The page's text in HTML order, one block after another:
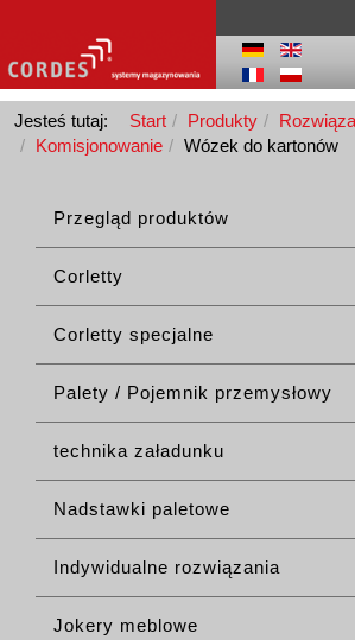
Jesteś tutaj: Start Produkty
Komisjonowanie
Wózek do kartonów
Przegląd produktów
Corletty
Corletty specjalne
Palety / Pojemnik przemysłowy
technika załadunku
Nadstawki paletowe
Indywidualne rozwiązania
Jokery meblowe